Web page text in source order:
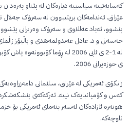
کەسایەتییە سیاسییە دیارەکان لە پێناو
عێراق. ئەندامەکان بریتیبوون لە سەرۆک جەلال
پێشوو، ئەیاد عەللاوی و سەرۆک وەزیرانی
حەسەنی و د. عادل عەبدولمەهدی و باڵیۆز
ی حوزەیرانی 2006.
زانکۆی ئەمریکی لە عێراق، سلێمانی
کەس و کۆمپانیایەک نییە. ئەرکەکەی
هونەرە ئازادەکان لەسەر بنەمای ئەمریکی بۆ
ناوچەکە.